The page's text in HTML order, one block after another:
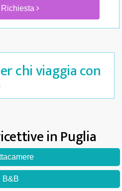
Richiesta
chi viaggia con
in Puglia
B&B